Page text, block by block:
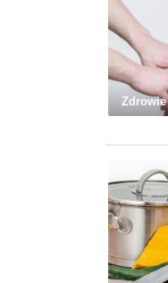
Zdrowie